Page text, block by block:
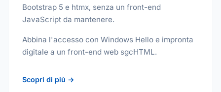
Bootstrap 5 e htmx, senza un front-end
JavaScript da mantenere.
Abbina l'accesso con Windows Hello e impronta
digitale a un front-end web sgcHTML.
Scopri di più →